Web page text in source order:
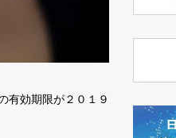
有効期限が２０１９